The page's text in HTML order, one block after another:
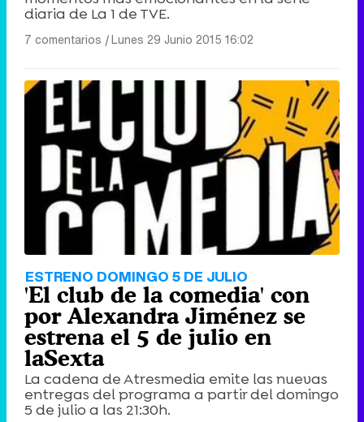
diaria de La 1 de TVE.
7 comentarios |Lunes 29 Junio 2015 16:02
ESTRENO DOMINGO 5 DE JULIO
'El club de la comedia' con
por Alexandra Jiménez se
estrena el 5 de julio en
laSexta
La cadena de Atresmedia emite las nuevas
entregas del programa a partir del domingo
5 de julio a las 21:30h.